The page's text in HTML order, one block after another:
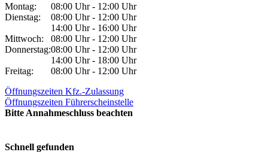
Montag:
08:00 Uhr - 12:00 Uhr
Dienstag:
08:00 Uhr - 12:00 Uhr
14:00 Uhr - 16:00 Uhr
Mittwoch:
08:00 Uhr - 12:00 Uhr
Donnerstag:08:00 Uhr - 12:00 Uhr
14:00 Uhr - 18:00 Uhr
Freitag:
08:00 Uhr - 12:00 Uhr
Öffnungszeiten Kfz.-Zulassung
Öffnungszeiten Führerscheinstelle
Bitte Annahmeschluss beachten
Schnell gefunden